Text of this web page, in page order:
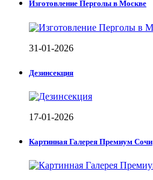
Изготовление Перголы в Москве
31-01-2026
Дезинсекция
17-01-2026
Картинная Галерея Премиум Сочи